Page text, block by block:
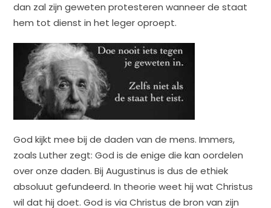
dan zal zijn geweten protesteren wanneer de staat
hem tot dienst in het leger oproept.
God kijkt mee bij de daden van de mens. Immers,
zoals Luther zegt: God is de enige die kan oordelen
over onze daden. Bij Augustinus is dus de ethiek
absoluut gefundeerd. In theorie weet hij wat Christus
wil dat hij doet. God is via Christus de bron van zijn